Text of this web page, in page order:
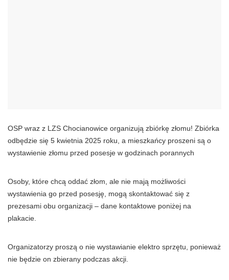
OSP wraz z LZS Chocianowice organizują zbiórkę złomu! Zbiórka
odbędzie się 5 kwietnia 2025 roku, a mieszkańcy proszeni są o
wystawienie złomu przed posesje w godzinach porannych
Osoby, które chcą oddać złom, ale nie mają możliwości
wystawienia go przed posesję, mogą skontaktować się z
prezesami obu organizacji – dane kontaktowe poniżej na
plakacie.
Organizatorzy proszą o nie wystawianie elektro sprzętu, ponieważ
nie będzie on zbierany podczas akcji.